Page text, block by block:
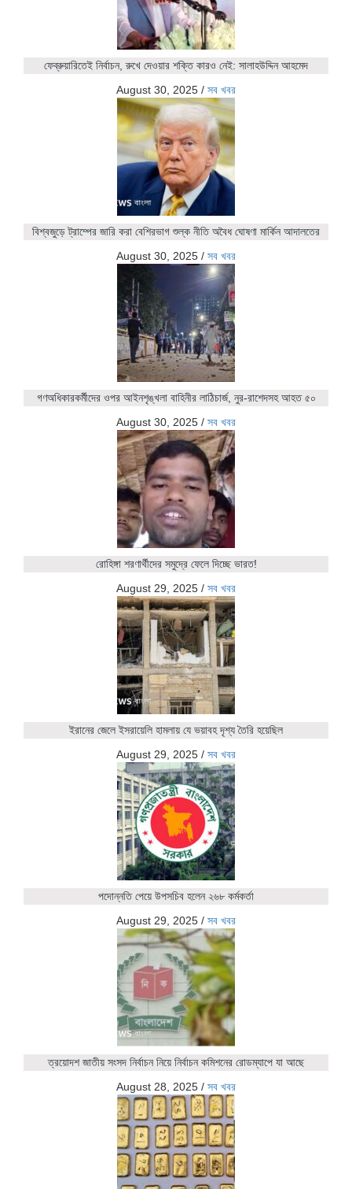
ফেব্রুয়ারিতেই নির্বাচন, রুখে দেওয়ার শক্তি কারও নেই: সালাহউদ্দিন আহমেদ
August 30, 2025 / সব খবর
বিশ্বজুড়ে ট্রাম্পের জারি করা বেশিরভাগ শুল্ক নীতি অবৈধ ঘোষণা মার্কিন আদালতের
August 30, 2025 / সব খবর
গণঅধিকারকর্মীদের ওপর আইনশৃঙ্খলা বাহিনীর লাঠিচার্জ, নুর-রাশেদসহ আহত ৫০
August 30, 2025 / সব খবর
রোহিঙ্গা শরণার্থীদের সমুদ্রে ফেলে দিচ্ছে ভারত!
August 29, 2025 / সব খবর
ইরানের জেলে ইসরায়েলি হামলায় যে ভয়াবহ দৃশ্য তৈরি হয়েছিল
August 29, 2025 / সব খবর
পদোন্নতি পেয়ে উপসচিব হলেন ২৬৮ কর্মকর্তা
August 29, 2025 / সব খবর
ত্রয়োদশ জাতীয় সংসদ নির্বাচন নিয়ে নির্বাচন কমিশনের রোডম্যাপে যা আছে
August 28, 2025 / সব খবর